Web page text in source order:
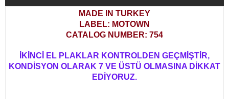
MADE IN TURKEY
LABEL: MOTOWN
CATALOG NUMBER: 754
İKİNCİ EL PLAKLAR KONTROLDEN GEÇMİŞTİR,
KONDİSYON OLARAK 7 VE ÜSTÜ OLMASINA DİKKAT
EDİYORUZ.